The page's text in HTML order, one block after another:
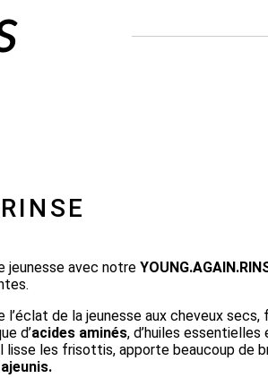
jeunesse avec notre
de la jeunesse aux cheveux secs,
d’acides aminés, d’huiles essentielles
lisse les frisottis, apporte beaucoup de